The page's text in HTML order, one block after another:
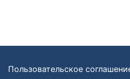
Пользовательское